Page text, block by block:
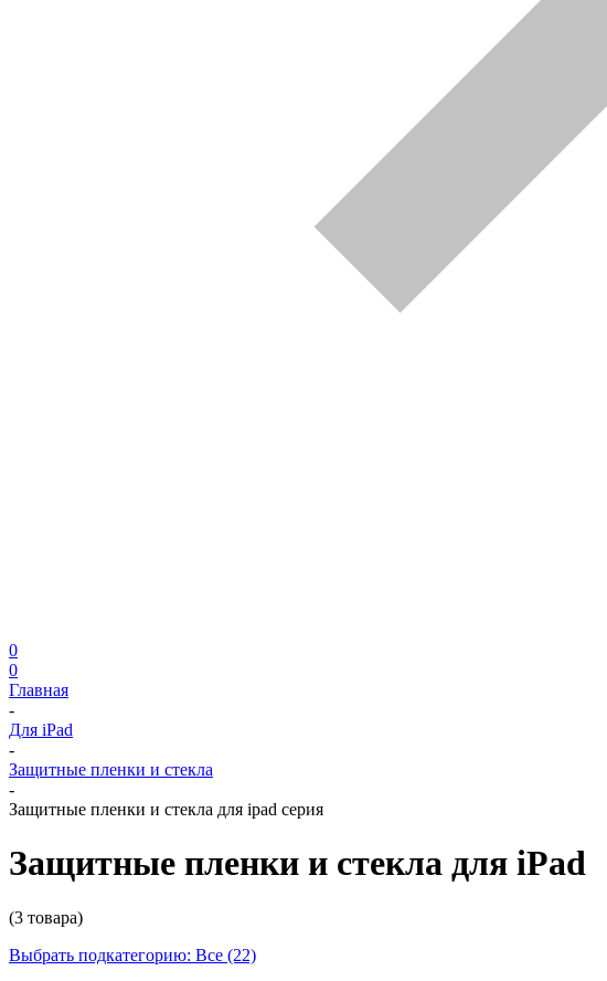
0
0
Главная
-
Для iPad
-
Защитные пленки и стекла
-
Защитные пленки и стекла для ipad серия
Защитные пленки и стекла для iPad
(3 товара)
Выбрать подкатегорию: Все (22)